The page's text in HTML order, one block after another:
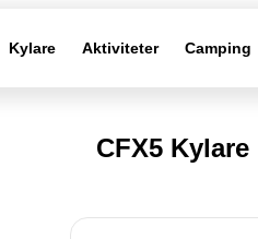
Kylare Aktiviteter Camping
CFX5 Kylare